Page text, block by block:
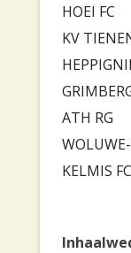
HOEI FC
KV
ATH RG
KELMIS FC